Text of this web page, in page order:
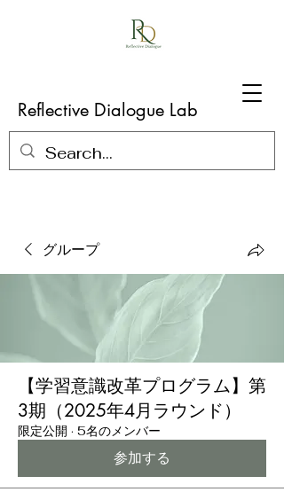
Reflective Dialogue Lab
グループ
【学習意識改革プログラム】第
3期（2025年4月ラウンド）
限定公開 · 5名のメンバー
参加する